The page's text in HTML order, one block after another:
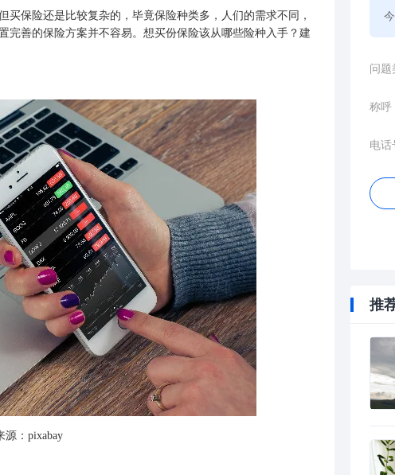
买保险还是比较复杂的，毕竟保险种类多，人们的需求不同，
完善的保险方案并不容易。想买份保险该从哪些险种入手？建
源：pixabay
问题
称呼
电话
推